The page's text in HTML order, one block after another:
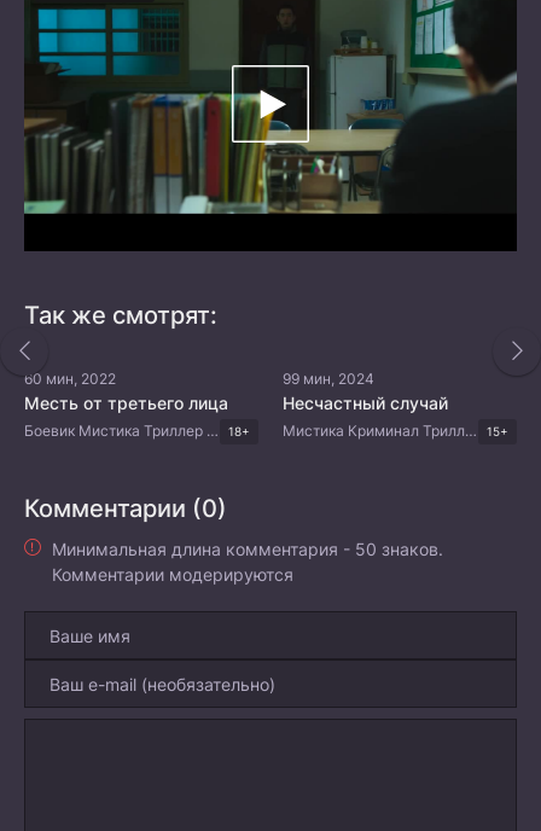
Так же смотрят:
60 мин, 2022
Месть от третьего лица
Боевик Мистика Триллер Драма Корейские дорамы 18+
99 мин, 2024
Несчастный случай
Мистика Криминал Триллер Корейские дорамы 15+
Комментарии (0)
Минимальная длина комментария - 50 знаков.
Комментарии модерируются